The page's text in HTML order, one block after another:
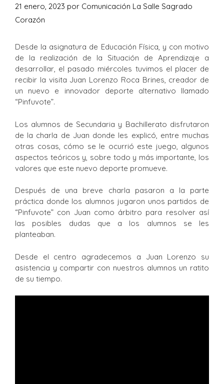
21 enero, 2023 por Comunicación La Salle Sagrado
Corazón
Desde la asignatura de Educación Física, y con motivo
de la realización de la Situación de Aprendizaje a
desarrollar, el pasado miércoles tuvimos el placer de
recibir la visita Juan Lorenzo Roca Brines, creador de
un nuevo e innovador deporte alternativo llamado
“Pinfuvote”.
Los alumnos de Secundaria y Bachillerato disfrutaron
de la charla de Juan donde les explicó, entre muchas
otras cosas, cómo se le ocurrió este juego, algunos
aspectos teóricos y, sobre todo y más importante, los
valores que este nuevo deporte promueve.
Después de una breve charla pasaron a la parte
práctica donde los alumnos jugaron unos partidos de
“Pinfuvote” con Juan como árbitro para resolver así
las posibles dudas que a los alumnos se les
planteaban.
Desde el centro agradecemos a Juan Lorenzo su
asistencia y compartir con nuestros alumnos un ratito
de su tiempo.